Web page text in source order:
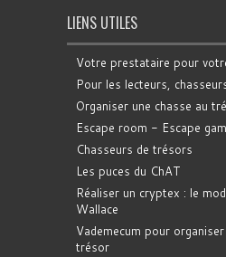
LIENS UTILES
Votre prestataire pour
Pour les lecteurs,
Organiser une chasse au
Escape room - Escape
Chasseurs de trésors
Les puces du ChAT
Réaliser un cryptex : le
Wallace
Vademecum pour
trésor